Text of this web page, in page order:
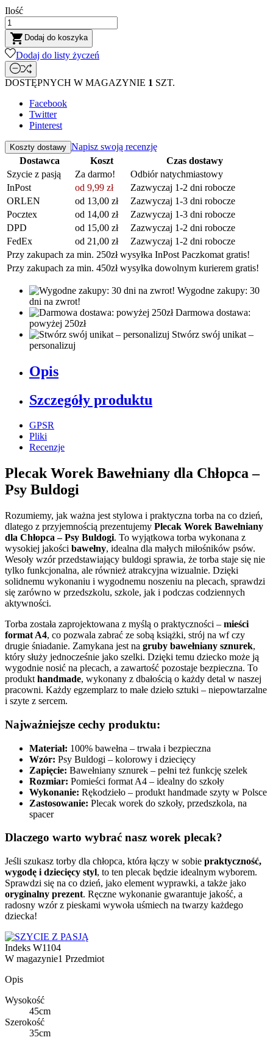
Ilość
 Dodaj do koszyka
Dodaj do listy życzeń
DOSTĘPNYCH W MAGAZYNIE 1 SZT.
Facebook
Twitter
Pinterest
Koszty dostawy Napisz swoją recenzję
Dostawca
Koszt
Czas dostawy
Szycie z pasją
Za darmo!
Odbiór natychmiastowy
InPost
od 9,99 zł
Zazwyczaj 1-2 dni robocze
ORLEN
od 13,00 zł
Zazwyczaj 1-3 dni robocze
Pocztex
od 14,00 zł
Zazwyczaj 1-3 dni robocze
DPD
od 15,00 zł
Zazwyczaj 1-2 dni robocze
FedEx
od 21,00 zł
Zazwyczaj 1-2 dni robocze
Przy zakupach za min. 250zł wysyłka InPost Paczkomat gratis!
Przy zakupach za min. 450zł wysyłka dowolnym kurierem gratis!
Wygodne zakupy: 30
dni na zwrot!
Darmowa dostawa:
powyżej 250zł
Stwórz swój unikat –
personalizuj
Opis
Szczegóły produktu
GPSR
Pliki
Recenzje
Plecak Worek Bawełniany dla Chłopca –
Psy Buldogi
Rozumiemy, jak ważna jest stylowa i praktyczna torba na co dzień,
dlatego z przyjemnością prezentujemy Plecak Worek Bawełniany
dla Chłopca – Psy Buldogi. To wyjątkowa torba wykonana z
wysokiej jakości bawełny, idealna dla małych miłośników psów.
Wesoły wzór przedstawiający buldogi sprawia, że torba staje się nie
tylko funkcjonalna, ale również atrakcyjna wizualnie. Dzięki
solidnemu wykonaniu i wygodnemu noszeniu na plecach, sprawdzi
się zarówno w przedszkolu, szkole, jak i podczas codziennych
aktywności.
Torba została zaprojektowana z myślą o praktyczności – mieści
format A4, co pozwala zabrać ze sobą książki, strój na wf czy
drugie śniadanie. Zamykana jest na gruby bawełniany sznurek,
który służy jednocześnie jako szelki. Dzięki temu dziecko może ją
wygodnie nosić na plecach, a zawartość pozostaje bezpieczna. To
produkt handmade, wykonany z dbałością o każdy detal w naszej
pracowni. Każdy egzemplarz to małe dzieło sztuki – niepowtarzalne
i szyte z sercem.
Najważniejsze cechy produktu:
Materiał: 100% bawełna – trwała i bezpieczna
Wzór: Psy Buldogi – kolorowy i dziecięcy
Zapięcie: Bawełniany sznurek – pełni też funkcję szelek
Rozmiar: Pomieści format A4 – idealny do szkoły
Wykonanie: Rękodzieło – produkt handmade szyty w Polsce
Zastosowanie: Plecak worek do szkoły, przedszkola, na
spacer
Dlaczego warto wybrać nasz worek plecak?
Jeśli szukasz torby dla chłopca, która łączy w sobie praktyczność,
wygodę i dziecięcy styl, to ten plecak będzie idealnym wyborem.
Sprawdzi się na co dzień, jako element wyprawki, a także jako
oryginalny prezent. Ręczne wykonanie gwarantuje jakość, a
radosny wzór z pieskami wywoła uśmiech na twarzy każdego
dziecka!
Indeks W1104
W magazynie1 Przedmiot
Opis
Wysokość
45cm
Szerokość
35cm